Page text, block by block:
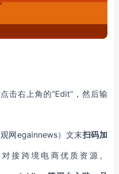
击右上角的“Edit”，然后输
网egainnews）文末扫码加
对接跨境电商优质资源。